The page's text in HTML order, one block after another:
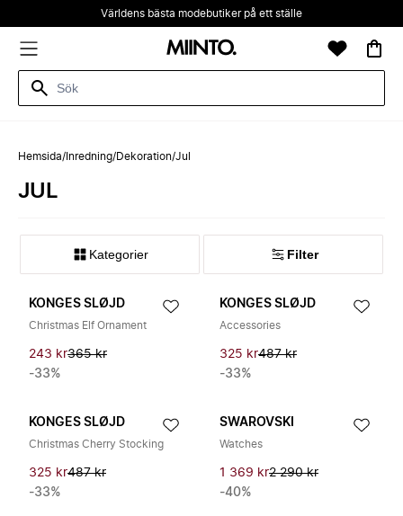
Världens bästa modebutiker på ett ställe
Hemsida/ Inredning/Dekoration/Jul
JUL
Kategorier Filter
KONGES SLØJD
Christmas Elf Ornament
243 kr365 kr
-33%
KONGES SLØJD
Accessories
325 kr487 kr
-33%
KONGES SLØJD
Christmas Cherry Stocking
325 kr487 kr
-33%
SWAROVSKI
Watches
1 369 kr2 290 kr
-40%